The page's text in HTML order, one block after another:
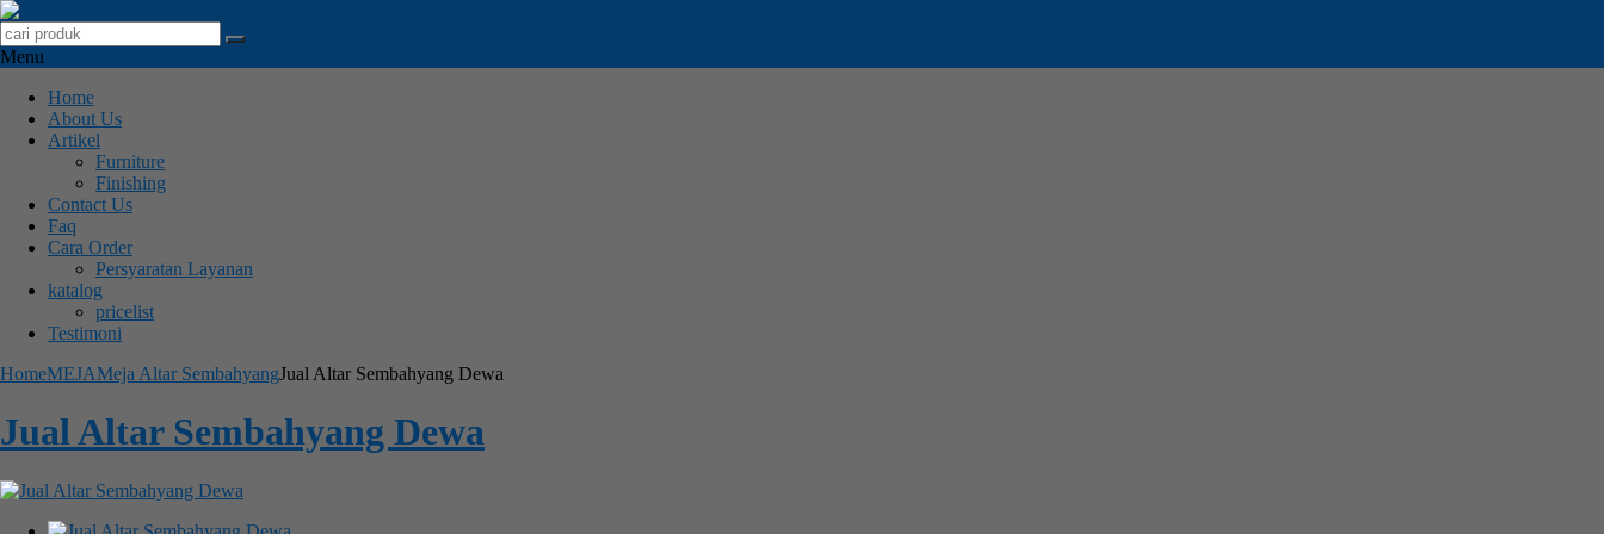
Menu
Home
About Us
Artikel
Furniture
Finishing
Contact Us
Faq
Cara Order
Persyaratan Layanan
katalog
pricelist
Testimoni
HomeMEJAMeja Altar SembahyangJual Altar Sembahyang Dewa
Jual Altar Sembahyang Dewa